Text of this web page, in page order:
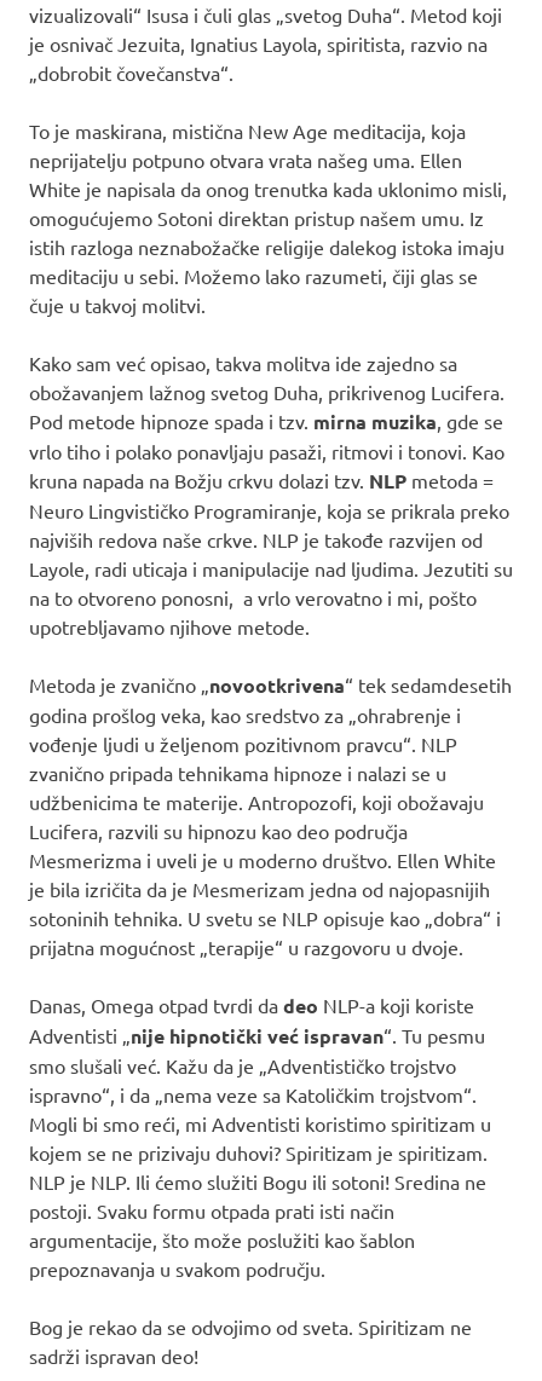
vizualizovali“ Isusa i čuli glas „svetog Duha“. Metod koji
je osnivač Jezuita, Ignatius Layola, spiritista, razvio na
„dobrobit čovečanstva“.
To je maskirana, mistična New Age meditacija, koja
neprijatelju potpuno otvara vrata našeg uma. Ellen
White je napisala da onog trenutka kada uklonimo misli,
omogućujemo Sotoni direktan pristup našem umu. Iz
istih razloga neznabožačke religije dalekog istoka imaju
meditaciju u sebi. Možemo lako razumeti, čiji glas se
čuje u takvoj molitvi.
Kako sam već opisao, takva molitva ide zajedno sa
obožavanjem lažnog svetog Duha, prikrivenog Lucifera.
Pod metode hipnoze spada i tzv. mirna muzika , gde se
vrlo tiho i polako ponavljaju pasaži, ritmovi i tonovi. Kao
kruna napada na Božju crkvu dolazi tzv. NLP metoda =
Neuro Lingvističko Programiranje, koja se prikrala preko
najviših redova naše crkve. NLP je takođe razvijen od
Layole, radi uticaja i manipulacije nad ljudima. Jezutiti su
na to otvoreno ponosni, a vrlo verovatno i mi, pošto
upotrebljavamo njihove metode.
Metoda je zvanično „ novootkrivena“ tek sedamdesetih
godina prošlog veka, kao sredstvo za „ohrabrenje i
vođenje ljudi u željenom pozitivnom pravcu“. NLP
zvanično pripada tehnikama hipnoze i nalazi se u
udžbenicima te materije. Antropozofi, koji obožavaju
Lucifera, razvili su hipnozu kao deo područja
Mesmerizma i uveli je u moderno društvo. Ellen White
je bila izričita da je Mesmerizam jedna od najopasnijih
sotoninih tehnika. U svetu se NLP opisuje kao „dobra“ i
prijatna mogućnost „terapije“ u razgovoru u dvoje.
Danas, Omega otpad tvrdi da deo NLP-a koji koriste
Adventisti „ nije hipnotički već ispravan“. Tu pesmu
smo slušali već. Kažu da je „Adventističko trojstvo
ispravno“, i da „nema veze sa Katoličkim trojstvom“.
Mogli bi smo reći, mi Adventisti koristimo spiritizam u
kojem se ne prizivaju duhovi? Spiritizam je spiritizam.
NLP je NLP. Ili ćemo služiti Bogu ili sotoni! Sredina ne
postoji. Svaku formu otpada prati isti način
argumentacije, što može poslužiti kao šablon
prepoznavanja u svakom području.
Bog je rekao da se odvojimo od sveta. Spiritizam ne
sadrži ispravan deo!